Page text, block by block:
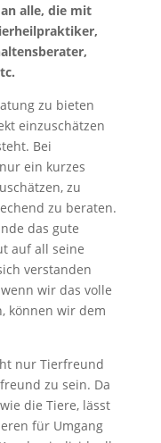
alle, die mit
zu bieten
einzuschätzen
Bei
ein kurzes
zu
zu beraten.
das gute
auf all seine
verstanden
wir das volle
können wir dem
nur Tierfreund
zu sein. Da
die Tiere, lässt
für Umgang